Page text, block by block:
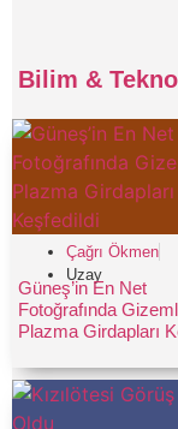
Bilim &
Çağrı Ökmen
Uzay
Güneş’in En Net
Fotoğrafında
Plazma Girdapları